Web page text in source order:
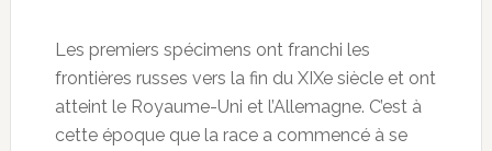
Les premiers spécimens ont franchi les
frontières russes vers la fin du XIXe siècle et ont
atteint le Royaume-Uni et l’Allemagne. C’est à
cette époque que la race a commencé à se